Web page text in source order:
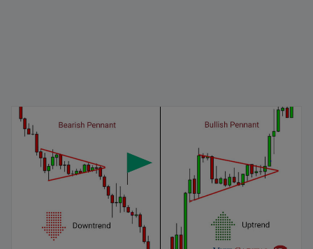
Mô hình cờ đuôi nheo: Đặc điểm và cách nhận dạng
04/02/2026